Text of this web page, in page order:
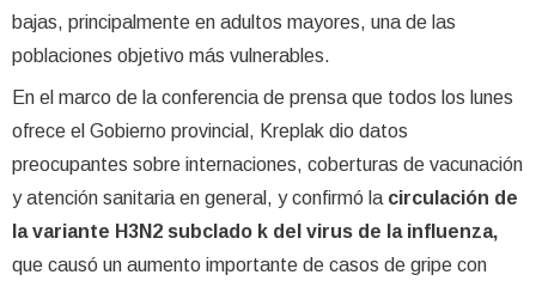
bajas, principalmente en adultos mayores, una de las
poblaciones objetivo más vulnerables.
En el marco de la conferencia de prensa que todos los lunes
ofrece el Gobierno provincial, Kreplak dio datos
preocupantes sobre internaciones, coberturas de vacunación
y atención sanitaria en general, y confirmó la circulación de
la variante H3N2 subclado k del virus de la influenza,
que causó un aumento importante de casos de gripe con